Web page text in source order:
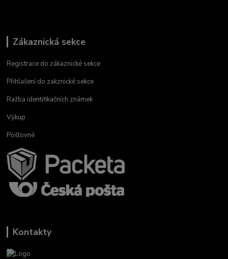
Zákaznická sekce
Registrace do zákaznické sekce
Přihlašení do zakznické sekce
Ražba identifikačních známek
Výkup
Poštovné
Kontakty